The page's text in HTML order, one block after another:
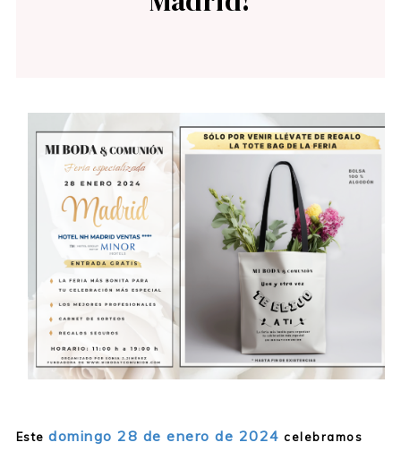
Estedomingo 28 de enero de 2024 celebramos